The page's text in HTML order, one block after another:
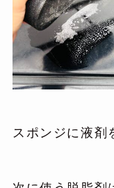
スポンジに液剤